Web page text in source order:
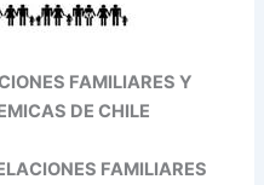
FAMILIARES Y
DE CHILE
FAMILIARES